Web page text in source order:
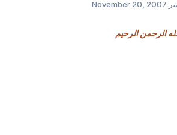
November 20, 2007
الرحمن الرحيم